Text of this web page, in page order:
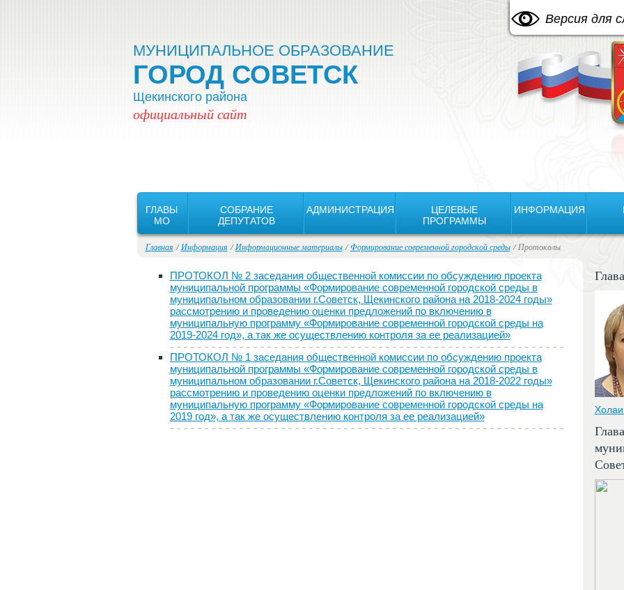
Версия для
Размер шрифта: A A
МУНИЦИПАЛЬНОЕ ОБРАЗОВАНИЕ
ГОРОД СОВЕТСК
Щекинского района
официальный сайт
ГЛАВЫ
MO
СОБРАНИЕ
ДЕПУТАТОВ
АДМИНИСТРАЦИЯ
ЦЕЛЕВЫЕ
ПРОГРАММЫ
ИНФОРМАЦИЯ
Главная /Информация /Информационные материалы/Формирование современной городской среды/ Протоколы
ПРОТОКОЛ № 2 заседания общественной комиссии по обсуждению проекта
муниципальной программы «Формирование современной городской среды в
муниципальном образовании г.Советск, Щекинского района на 2018-2024 годы»
рассмотрению и проведению оценки предложений по включению в
муниципальную программу «Формирование современной городской среды на
2019-2024 год», а так же осуществлению контроля за ее реализацией»
ПРОТОКОЛ № 1 заседания общественной комиссии по обсуждению проекта
муниципальной программы «Формирование современной городской среды в
муниципальном образовании г.Советск, Щекинского района на 2018-2022 годы»
рассмотрению и проведению оценки предложений по включению в
муниципальную программу «Формирование современной городской среды на
2019 год», а так же осуществлению контроля за ее реализацией»